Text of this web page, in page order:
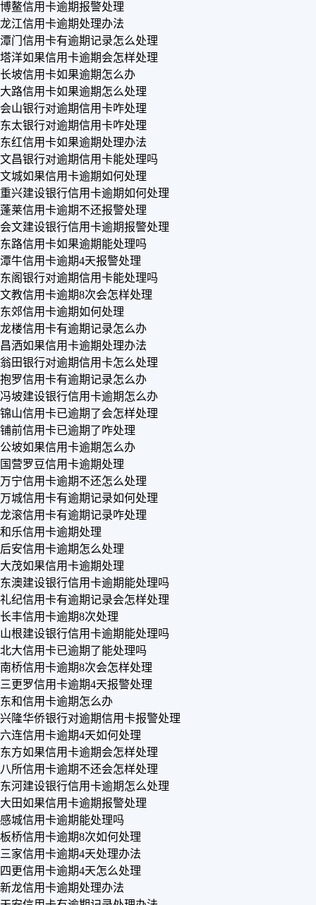
博鳌信用卡逾期报警处理
龙江信用卡逾期处理办法
潭门信用卡有逾期记录怎么处理
塔洋如果信用卡逾期会怎样处理
长坡信用卡如果逾期怎么办
大路信用卡如果逾期怎么处理
会山银行对逾期信用卡咋处理
东太银行对逾期信用卡咋处理
东红信用卡如果逾期处理办法
文昌银行对逾期信用卡能处理吗
文城如果信用卡逾期如何处理
重兴建设银行信用卡逾期如何处理
蓬莱信用卡逾期不还报警处理
会文建设银行信用卡逾期报警处理
东路信用卡如果逾期能处理吗
潭牛信用卡逾期4天报警处理
东阁银行对逾期信用卡能处理吗
文教信用卡逾期8次会怎样处理
东郊信用卡逾期如何处理
龙楼信用卡有逾期记录怎么办
昌洒如果信用卡逾期处理办法
翁田银行对逾期信用卡怎么处理
抱罗信用卡有逾期记录怎么办
冯坡建设银行信用卡逾期怎么办
锦山信用卡已逾期了会怎样处理
铺前信用卡已逾期了咋处理
公坡如果信用卡逾期怎么办
国营罗豆信用卡逾期处理
万宁信用卡逾期不还怎么处理
万城信用卡有逾期记录如何处理
龙滚信用卡有逾期记录咋处理
和乐信用卡逾期处理
后安信用卡逾期怎么处理
大茂如果信用卡逾期处理
东澳建设银行信用卡逾期能处理吗
礼纪信用卡有逾期记录会怎样处理
长丰信用卡逾期8次处理
山根建设银行信用卡逾期能处理吗
北大信用卡已逾期了能处理吗
南桥信用卡逾期8次会怎样处理
三更罗信用卡逾期4天报警处理
东和信用卡逾期怎么办
兴隆华侨银行对逾期信用卡报警处理
六连信用卡逾期4天如何处理
东方如果信用卡逾期会怎样处理
八所信用卡逾期不还会怎样处理
东河建设银行信用卡逾期怎么处理
大田如果信用卡逾期报警处理
感城信用卡逾期能处理吗
板桥信用卡逾期8次如何处理
三家信用卡逾期4天处理办法
四更信用卡逾期4天怎么处理
新龙信用卡逾期处理办法